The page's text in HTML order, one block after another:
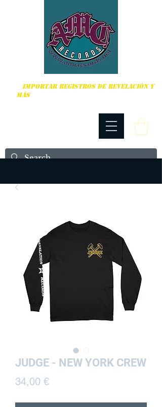
IMPORTAR REGISTROS DE REVELACIÓN Y
MÁS
JUDGE - NEW YORK CREW
34,00 €Precio